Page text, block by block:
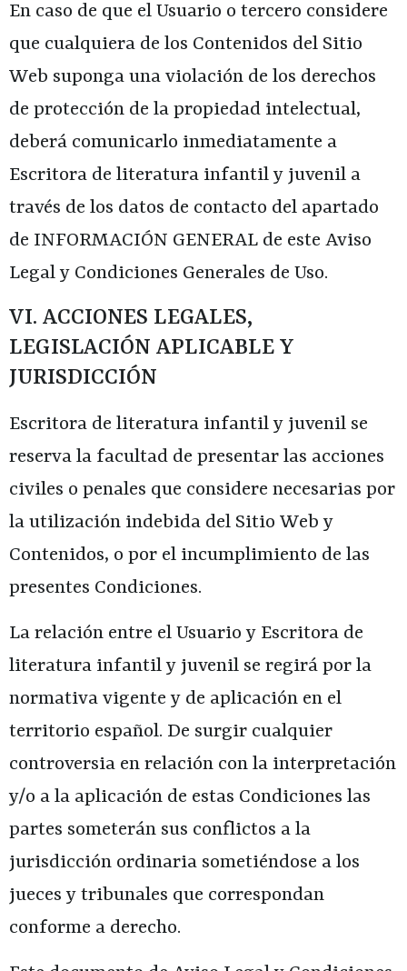
En caso de que el Usuario o tercero considere
que cualquiera de los Contenidos del Sitio
Web suponga una violación de los derechos
de protección de la propiedad intelectual,
deberá comunicarlo inmediatamente a
Escritora de literatura infantil y juvenil a
través de los datos de contacto del apartado
de INFORMACIÓN GENERAL de este Aviso
Legal y Condiciones Generales de Uso.
VI. ACCIONES LEGALES,
LEGISLACIÓN APLICABLE Y
JURISDICCIÓN
Escritora de literatura infantil y juvenil se
reserva la facultad de presentar las acciones
civiles o penales que considere necesarias por
la utilización indebida del Sitio Web y
Contenidos, o por el incumplimiento de las
presentes Condiciones.
La relación entre el Usuario y Escritora de
literatura infantil y juvenil se regirá por la
normativa vigente y de aplicación en el
territorio español. De surgir cualquier
controversia en relación con la interpretación
y/o a la aplicación de estas Condiciones las
partes someterán sus conflictos a la
jurisdicción ordinaria sometiéndose a los
jueces y tribunales que correspondan
conforme a derecho.